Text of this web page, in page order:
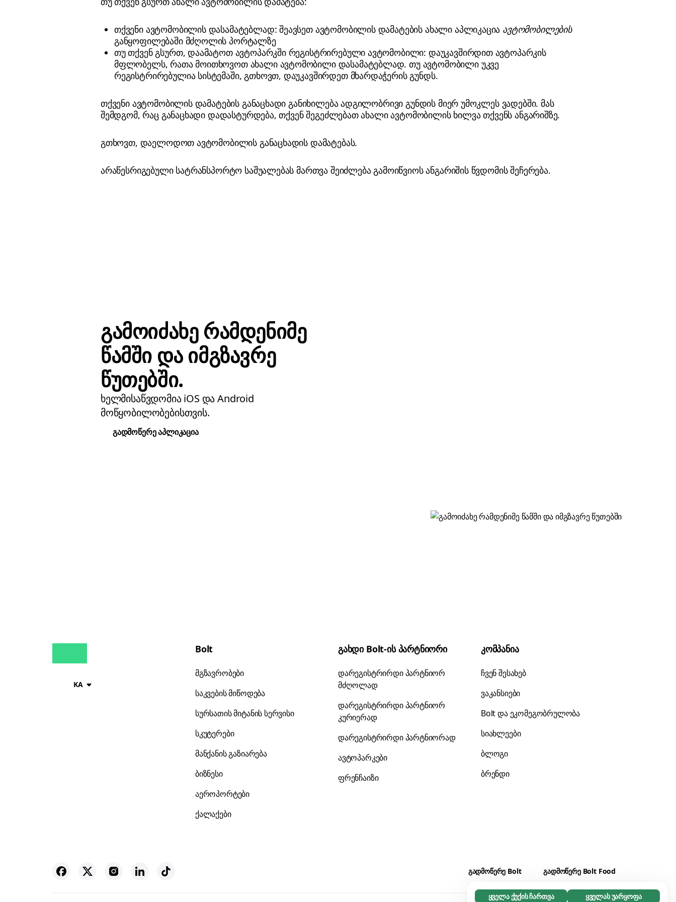
ყველა ქუქის ჩართვა ყველას უარყოფა
თქვენი ავტომობილის დასამატებლად: შეავსეთ ავტომობილის დამატების ახალი აპლიკაცია ავტომობილების
განყოფილებაში მძღოლის პორტალზე
თუ თქვენ გსურთ, დაამატოთ ავტოპარკში რეგისტრირებული ავტომობილი: დაუკავშირდით ავტოპარკის
მფლობელს, რათა მოითხოვოთ ახალი ავტომობილი დასამატებლად. თუ ავტომობილი უკვე
რეგისტრირებულია სისტემაში, გთხოვთ, დაუკავშირდეთ მხარდაჭერის გუნდს.
თქვენი ავტომობილის დამატების განაცხადი განიხილება ადგილობრივი გუნდის მიერ უმოკლეს ვადებში. მას
შემდგომ, რაც განაცხადი დადასტურდება, თქვენ შეგეძლებათ ახალი ავტომობილის ხილვა თქვენს ანგარიშზე.
გთხოვთ, დაელოდოთ ავტომობილის განაცხადის დამატებას.
არაწესრიგებული სატრანსპორტო საშუალებას მართვა შეიძლება გამოიწვიოს ანგარიშის წვდომის შეჩერება.
გამოიძახე რამდენიმე
წამში და იმგზავრე
წუთებში.
ხელმისაწვდომია iOS და Android
მოწყობილობებისთვის.
გადმოწერე აპლიკაცია
KA
Bolt
მგზავრობები
საკვების მიწოდება
სურსათის მიტანის სერვისი
სკუტერები
მანქანის გაზიარება
ბიზნესი
აეროპორტები
ქალაქები
გახდი Bolt-ის პარტნიორი
დარეგისტრირდი პარტნიორ
მძღოლად
დარეგისტრირდი პარტნიორ
კურიერად
დარეგისტრირდი პარტნიორად
ავტოპარკები
ფრენჩაიზი
კომპანია
ჩვენ შესახებ
ვაკანსიები
Bolt და ეკომეგობრულობა
სიახლეები
ბლოგი
ბრენდი
გადმოწერე Bolt გადმოწერე Bolt Food